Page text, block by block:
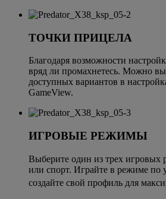
ТОЧКИ ПРИЦЕЛА
Благодаря возможности
вряд ли промахнетесь. Можно
доступных вариантов в
GameView.
ИГРОВЫЕ РЕЖИМЫ
Выберите один из трех игровых
или спорт. Играйте в режиме по
создайте свой профиль для